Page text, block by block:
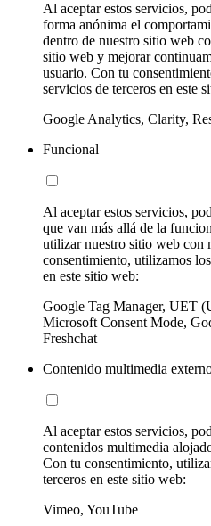
Al aceptar estos servicios,
forma anónima el
dentro de nuestro sitio web
sitio web y mejorar
usuario. Con tu
servicios de terceros en este
Google Analytics, Clarity,
Funcional
Al aceptar estos servicios,
que van más allá de la
utilizar nuestro sitio web con
consentimiento, utilizamos
en este sitio web:
Google Tag Manager, UET
Microsoft Consent Mode,
Freshchat
Contenido multimedia
Al aceptar estos servicios,
contenidos multimedia
Con tu consentimiento,
terceros en este sitio web:
Vimeo, YouTube